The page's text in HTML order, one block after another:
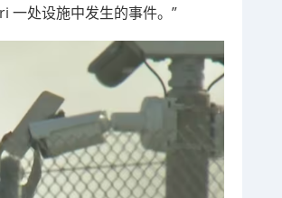
一处设施中发生的事件。”